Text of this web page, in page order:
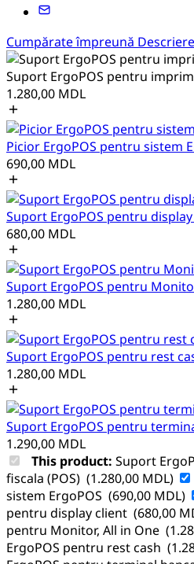
Cumpărate împreună Descriere
Suport ErgoPOS pentru
1.280,00 MDL
Picior ErgoPOS pentru sistem
690,00 MDL
Suport ErgoPOS pentru
680,00 MDL
Suport ErgoPOS pentru
1.280,00 MDL
Suport ErgoPOS pentru rest
1.280,00 MDL
Suport ErgoPOS pentru
1.290,00 MDL
This product: Suport
fiscala (POS) (1.280,00 MDL)
sistem ErgoPOS (690,00 MDL)
pentru display client (680,00
pentru Monitor, All in One (
ErgoPOS pentru rest cash (